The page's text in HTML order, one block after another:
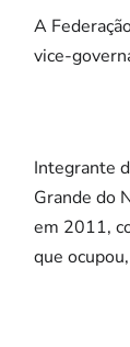
A
vice-
Integrante
Grande do
em 2011,
que